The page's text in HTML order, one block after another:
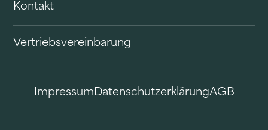
Kontakt
Vertriebsvereinbarung
ImpressumDatenschutzerklärungAGB